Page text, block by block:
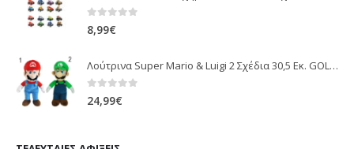
0 out of 5
8,99€
Λούτρινα Super Mario & Luigi 2 Σχέδια 30,5 Εκ. GOL13769
0 out of 5
24,99€